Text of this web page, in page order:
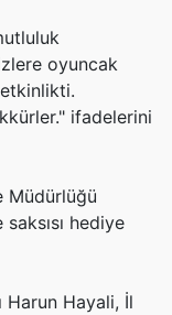
oyuncak
ifadelerini
Müdürlüğü
hediye
Harun Hayali, İl